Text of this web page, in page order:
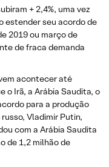
+ 2,4%, uma vez
estender seu acordo de
2019 ou março de
de fraca demanda
acontecer até
o Irã, a Arábia Saudita, o
para a produção
Vladimir Putin,
com a Arábia Saudita
de 1,2 milhão de